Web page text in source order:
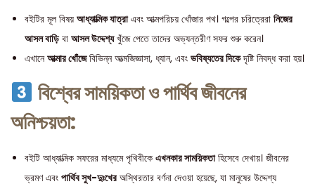
বইটির মূল বিষয় আধ্যাত্মিক যাত্রাএবং আত্মপরিচয় খোঁজার পথ। গল্পের চরিত্রেরা নিজের
আসল বাড়িবা আসল উদ্দেশ্যখুঁজে পেতে তাদের অভ্যন্তরীণ সফর শুরু করেন।
এখানেআত্মার খোঁজেবিভিন্ন আত্মজিজ্ঞাসা, ধ্যান, এবং ভবিষ্যতের দিকেদৃষ্টি নিবদ্ধ করা হয়।
বিশ্বের সাময়িকতা ও পার্থিব জীবনের
অনিশ্চয়তা:
বইটি আধ্যাত্মিক সফরের মাধ্যমে পৃথিবীকে এখনকার সাময়িকতাহিসেবে দেখায়। জীবনের
ভ্রমণ এবং পার্থিব সুখ-দুঃখের অস্থিরতার বর্ণনা দেওয়া হয়েছে, যা মানুষের উদ্দেশ্য